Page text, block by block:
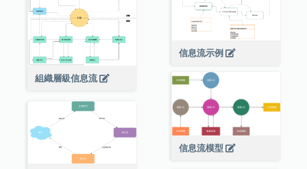
信息流示例
組織層級信息流
信息流模型